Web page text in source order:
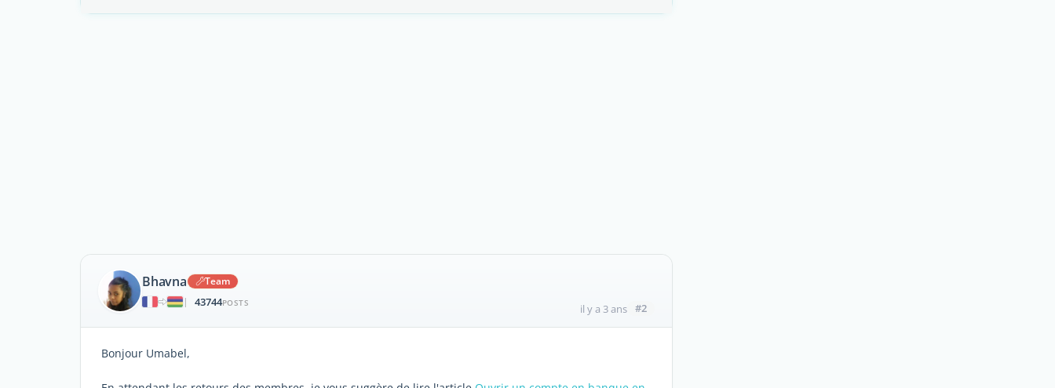
Bhavna
Team
|
43744POSTS il y a 3 ans #2
Bonjour Umabel,